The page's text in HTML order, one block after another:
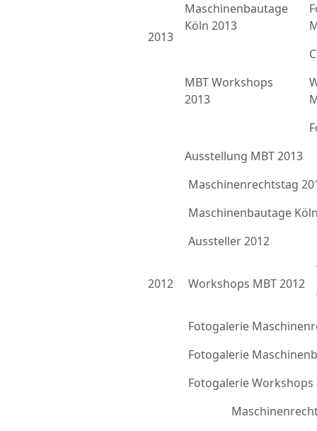
2013
Maschinenbautage
Köln 2013
MBT Workshops
2013
Ausstellung MBT 2013
2012
Maschinenrechtstag
Maschinenbautage
Aussteller 2012
Workshops MBT 2012
Fotogalerie
Fotogalerie
Fotogalerie Workshops